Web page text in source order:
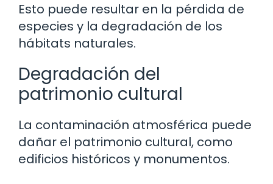
Esto puede resultar en la pérdida de
especies y la degradación de los
hábitats naturales.
Degradación del
patrimonio cultural
La contaminación atmosférica puede
dañar el patrimonio cultural, como
edificios históricos y monumentos.